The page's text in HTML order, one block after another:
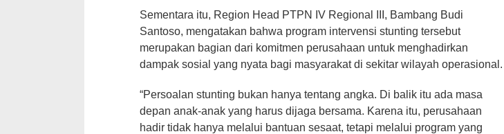
Sementara itu, Region Head PTPN IV Regional III, Bambang Budi
Santoso, mengatakan bahwa program intervensi stunting tersebut
merupakan bagian dari komitmen perusahaan untuk menghadirkan
dampak sosial yang nyata bagi masyarakat di sekitar wilayah operasional.
“Persoalan stunting bukan hanya tentang angka. Di balik itu ada masa
depan anak-anak yang harus dijaga bersama. Karena itu, perusahaan
hadir tidak hanya melalui bantuan sesaat, tetapi melalui program yang